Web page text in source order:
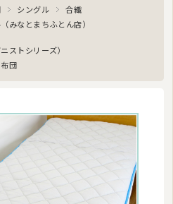
シングル
合繊
みなとまちふとん店）
ストシリーズ）
団